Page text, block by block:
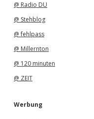
@ Radio DU
@ Stehblog
@ fehlpass
@ Millernton
@ 120 minuten
@ ZEIT
Werbung